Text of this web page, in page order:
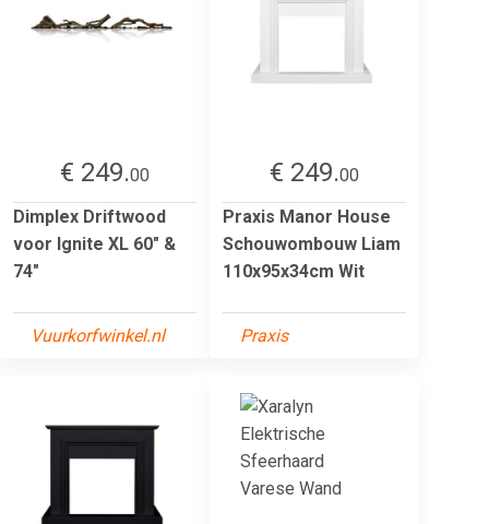
€ 249.00
Dimplex Driftwood
voor Ignite XL 60" &
74"
Vuurkorfwinkel.nl
€ 249.00
Praxis Manor House
Schouwombouw Liam
110x95x34cm Wit
Praxis